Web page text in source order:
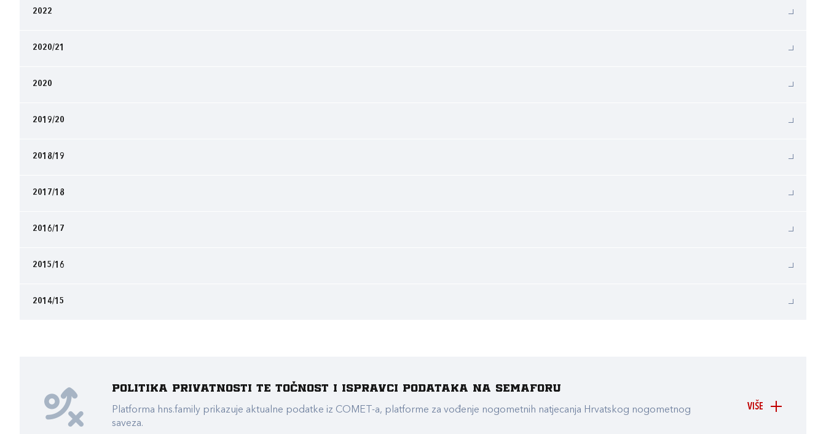
2022
2020/21
2020
2019/20
2018/19
2017/18
2016/17
2015/16
2014/15
VIŠE
Politika privatnosti te točnost i ispravci podataka na Semaforu
Platforma hns.family prikazuje aktualne podatke iz COMET-a, platforme za vođenje nogometnih natjecanja Hrvatskog nogometnog
saveza.